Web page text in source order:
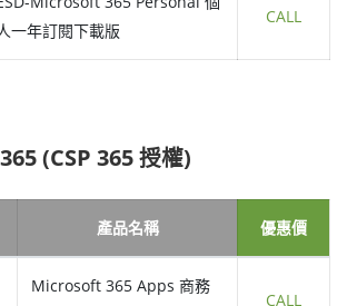
一年訂閱下載版
CALL
(CSP 365 授權)
產品名稱 優惠價
Microsoft 365 Apps 商務
CALL